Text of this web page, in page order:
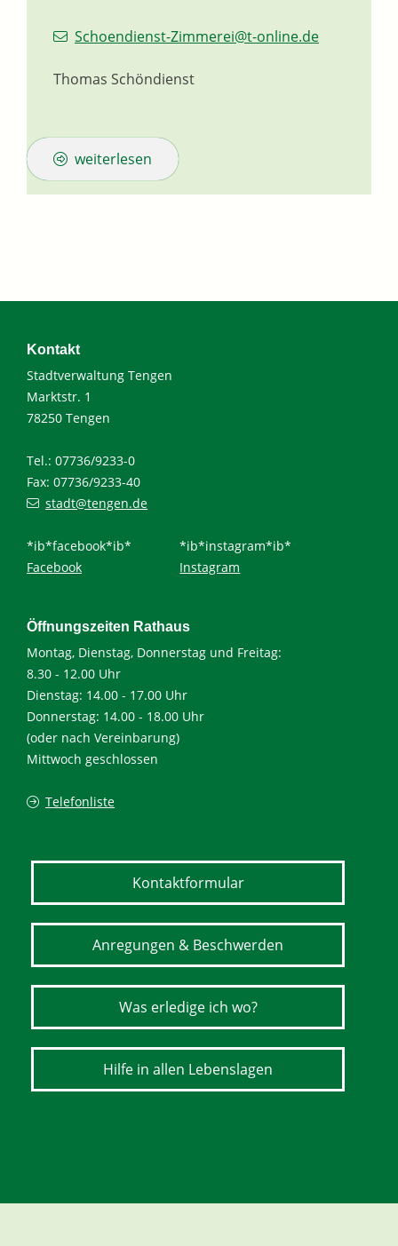
Schoendienst-Zimmerei@t-online.de
Thomas Schöndienst
weiterlesen
Kontakt
Stadtverwaltung Tengen
Marktstr. 1
78250 Tengen
Tel.: 07736/9233-0
Fax: 07736/9233-40
stadt@tengen.de
*ib*facebook*ib*
Facebook
*ib*instagram*ib*
Instagram
Öffnungszeiten Rathaus
Montag, Dienstag, Donnerstag und Freitag:
8.30 - 12.00 Uhr
Dienstag: 14.00 - 17.00 Uhr
Donnerstag: 14.00 - 18.00 Uhr
(oder nach Vereinbarung)
Mittwoch geschlossen
Telefonliste
Kontaktformular
Anregungen & Beschwerden
Was erledige ich wo?
Hilfe in allen Lebenslagen